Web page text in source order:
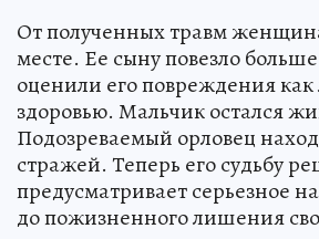
От полученных травм
месте. Ее сыну повезло
оценили его повреждения как
здоровью. Мальчик остался
Подозреваемый орловец
стражей. Теперь его судьбу
предусматривает серьезное
до пожизненного лишения